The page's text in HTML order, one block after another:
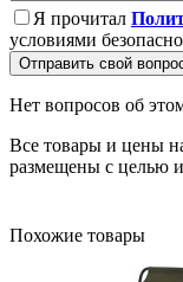
Я прочитал
условиями
Отправить свой
Нет вопросов об
Все товары и цены
размещены с целью
Похожие товары